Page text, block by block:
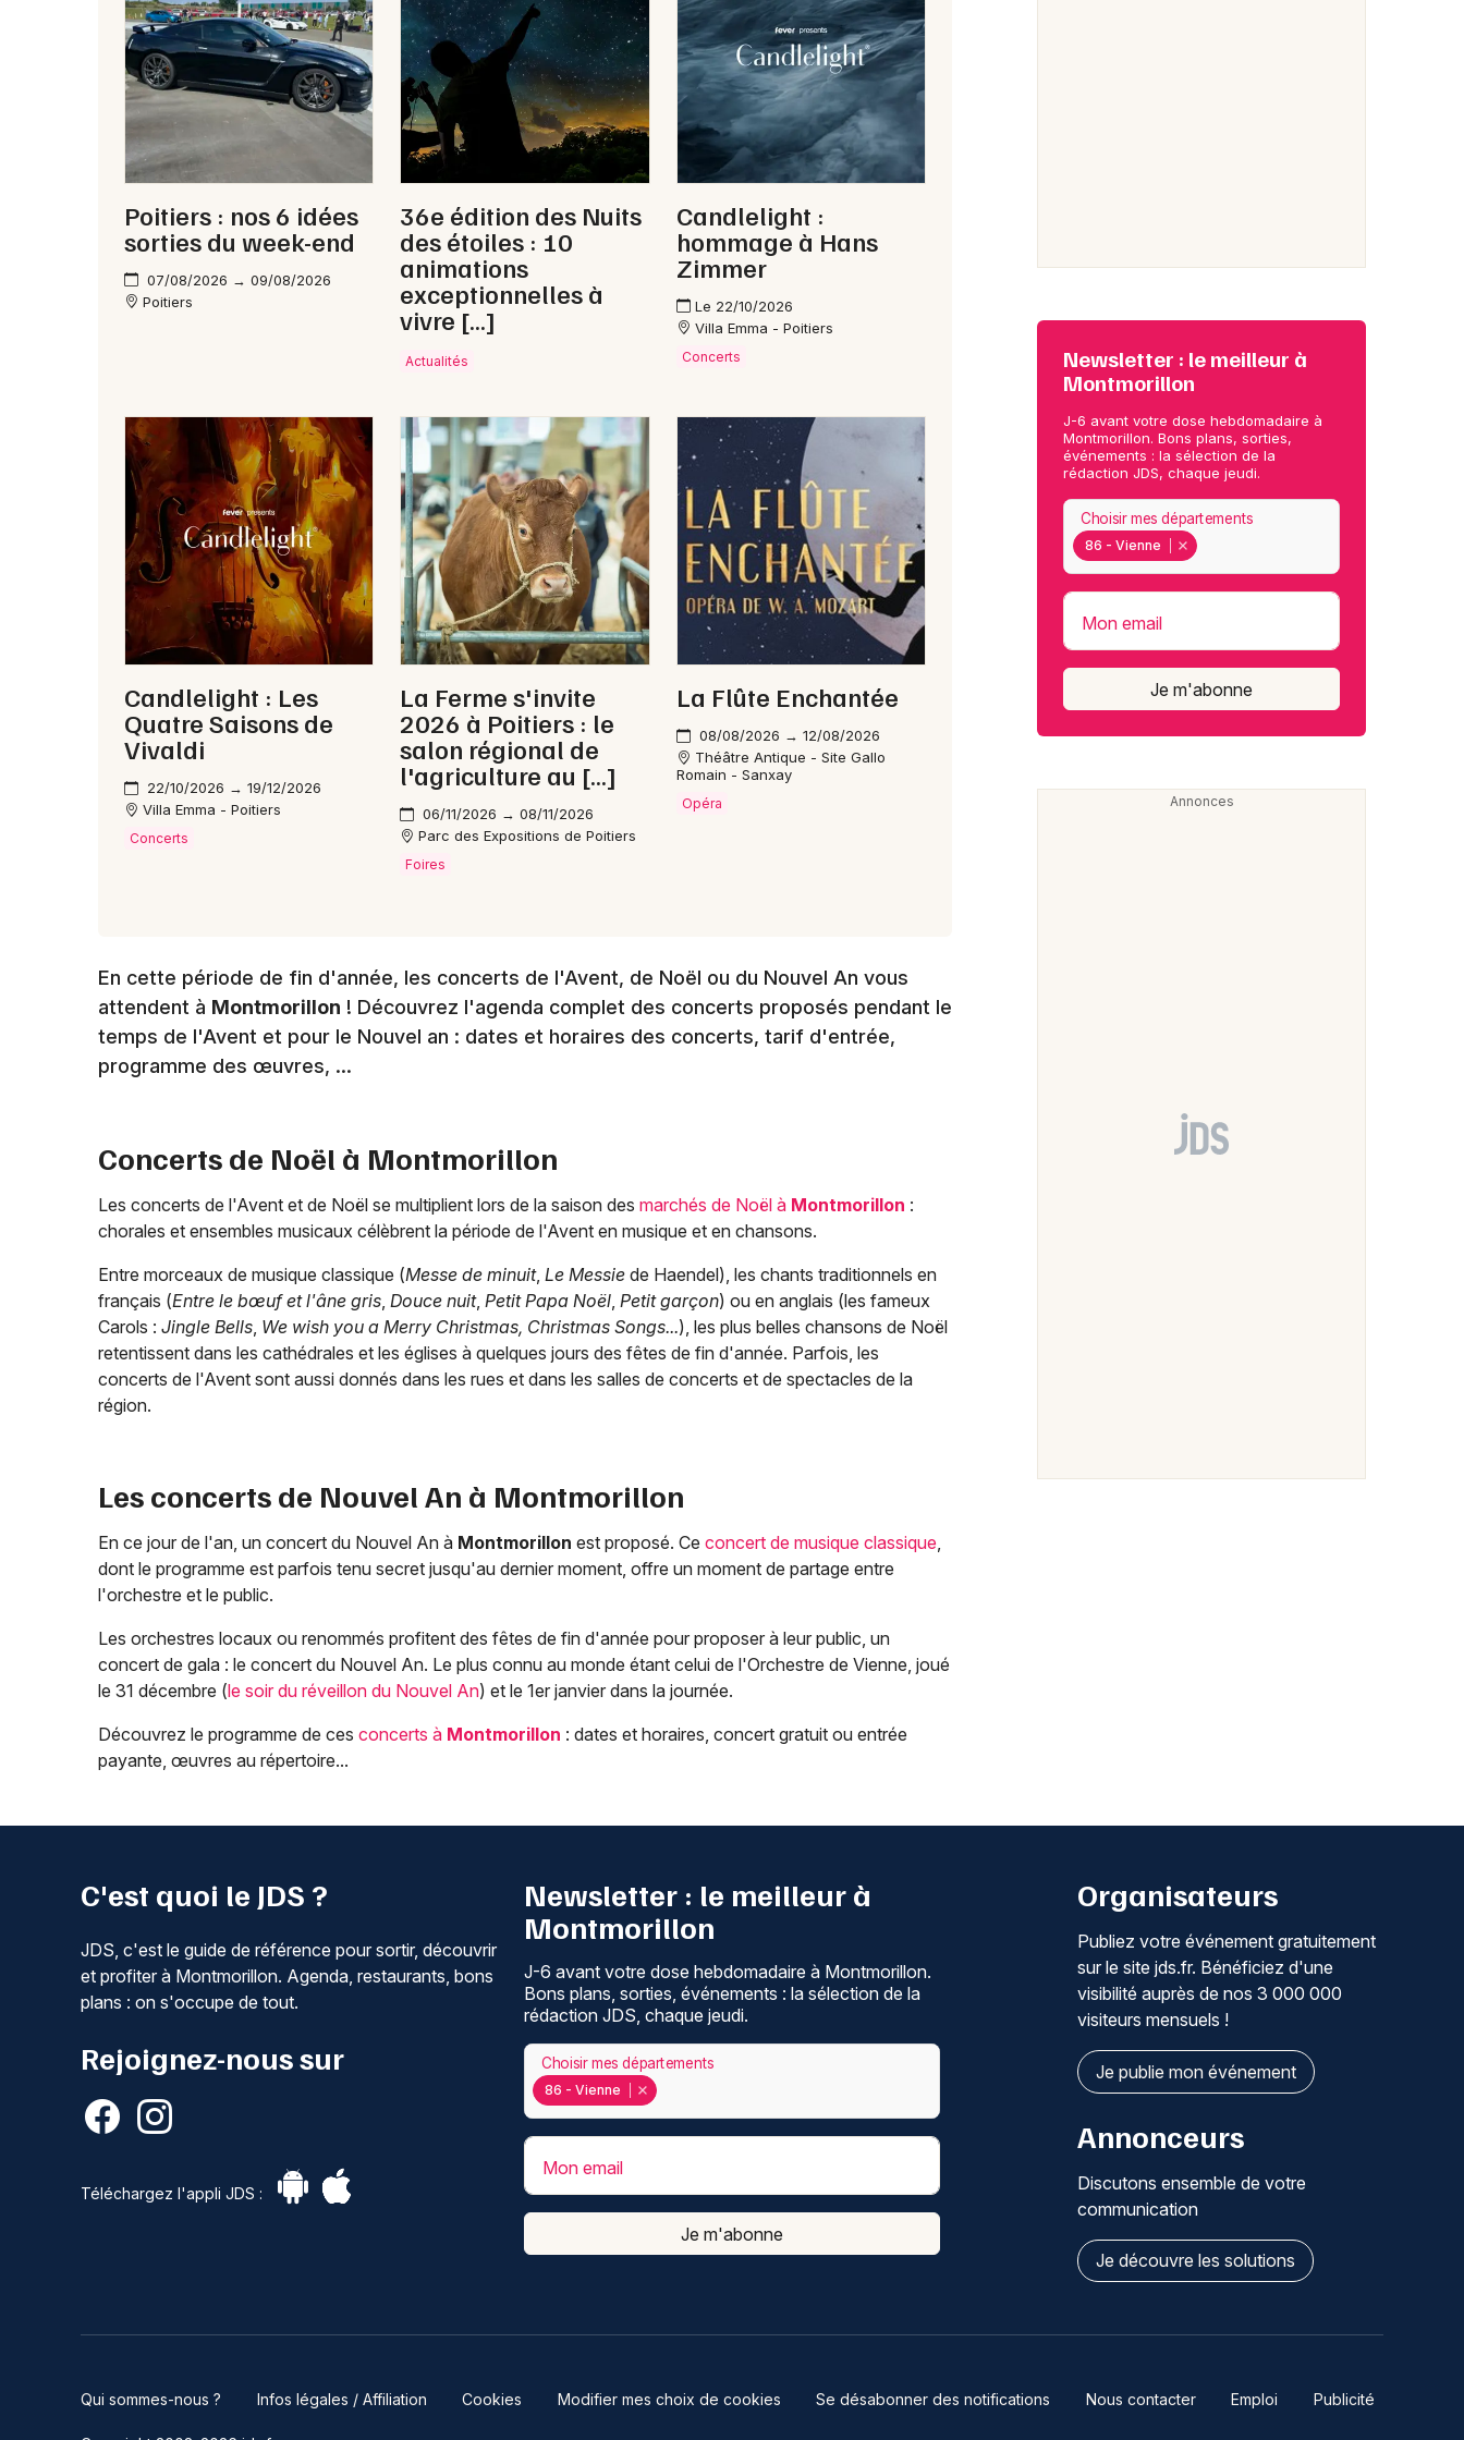
Newsletter des sorties
Artistes en tournée
Actus à Montmorillon
Magazine à Montmorillon
86 - Vienne
Choisir mes départements
Mon email
Poitiers : nos 6 idées
sorties du week-end
07/08/2026 → 09/08/2026
Poitiers
36e édition des Nuits
des étoiles : 10
animations
exceptionnelles à
vivre […]
Actualités
Candlelight :
hommage à Hans
Zimmer
Le 22/10/2026
Villa Emma - Poitiers
Concerts
Candlelight : Les
Quatre Saisons de
Vivaldi
22/10/2026 → 19/12/2026
Villa Emma - Poitiers
Concerts
La Ferme s'invite
2026 à Poitiers : le
salon régional de
l'agriculture au […]
06/11/2026 → 08/11/2026
Parc des Expositions de Poitiers
Foires
La Flûte Enchantée
08/08/2026 → 12/08/2026
Théâtre Antique - Site Gallo
Romain - Sanxay
Opéra
En cette période de fin d'année, les concerts de l'Avent, de Noël ou du Nouvel An vous
attendent à Montmorillon ! Découvrez l'agenda complet des concerts proposés pendant le
temps de l'Avent et pour le Nouvel an : dates et horaires des concerts, tarif d'entrée,
programme des œuvres, ...
Concerts de Noël à Montmorillon
Les concerts de l'Avent et de Noël se multiplient lors de la saison des marchés de Noël à Montmorillon :
chorales et ensembles musicaux célèbrent la période de l'Avent en musique et en chansons.
Entre morceaux de musique classique (Messe de minuit, Le Messie de Haendel), les chants traditionnels en
français (Entre le bœuf et l'âne gris, Douce nuit, Petit Papa Noël, Petit garçon) ou en anglais (les fameux
Carols : Jingle Bells, We wish you a Merry Christmas, Christmas Songs...), les plus belles chansons de Noël
retentissent dans les cathédrales et les églises à quelques jours des fêtes de fin d'année. Parfois, les
concerts de l'Avent sont aussi donnés dans les rues et dans les salles de concerts et de spectacles de la
région.
Les concerts de Nouvel An à Montmorillon
En ce jour de l'an, un concert du Nouvel An à Montmorillon est proposé. Ce concert de musique classique,
dont le programme est parfois tenu secret jusqu'au dernier moment, offre un moment de partage entre
l'orchestre et le public.
Les orchestres locaux ou renommés profitent des fêtes de fin d'année pour proposer à leur public, un
concert de gala : le concert du Nouvel An. Le plus connu au monde étant celui de l'Orchestre de Vienne, joué
le 31 décembre (le soir du réveillon du Nouvel An) et le 1er janvier dans la journée.
Découvrez le programme de ces concerts à Montmorillon : dates et horaires, concert gratuit ou entrée
payante, œuvres au répertoire...
Newsletter : le meilleur à
Montmorillon
J-6 avant votre dose hebdomadaire à
Montmorillon. Bons plans, sorties,
événements : la sélection de la
rédaction JDS, chaque jeudi.
86 - Vienne
Choisir mes départements
Mon email
Je m'abonne
C'est quoi le JDS ?
JDS, c'est le guide de référence pour sortir, découvrir
et profiter à Montmorillon. Agenda, restaurants, bons
plans : on s'occupe de tout.
Rejoignez-nous sur
Téléchargez l'appli JDS :
Newsletter : le meilleur à
Montmorillon
J-6 avant votre dose hebdomadaire à Montmorillon.
Bons plans, sorties, événements : la sélection de la
rédaction JDS, chaque jeudi.
86 - Vienne
Choisir mes départements
Mon email
Je m'abonne
Organisateurs
Publiez votre événement gratuitement
sur le site jds.fr. Bénéficiez d'une
visibilité auprès de nos 3 000 000
visiteurs mensuels !
Je publie mon événement
Annonceurs
Discutons ensemble de votre
communication
Je découvre les solutions
Qui sommes-nous ? Infos légales / Affiliation Cookies Modifier mes choix de cookies Se désabonner des notifications Nous contacter Emploi Publicité